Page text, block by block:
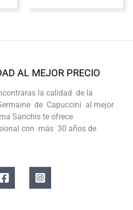
AL MEJOR PRECIO
la calidad de la
de Capuccini al mejor
Sanchis te ofrece
con más 30 años de